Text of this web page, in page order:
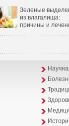
Зеленые
из влагалища:
причины и